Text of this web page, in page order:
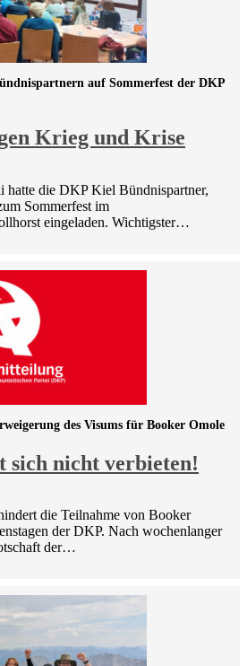
Krieg und Krise
auf Sommerfest der DKP
hatte die DKP Kiel Bündnispartner,
Sommerfest im
eingeladen. Wichtigster…
sich nicht verbieten!
des Visums für Booker Omole
die Teilnahme von Booker
der DKP. Nach wochenlanger
der…